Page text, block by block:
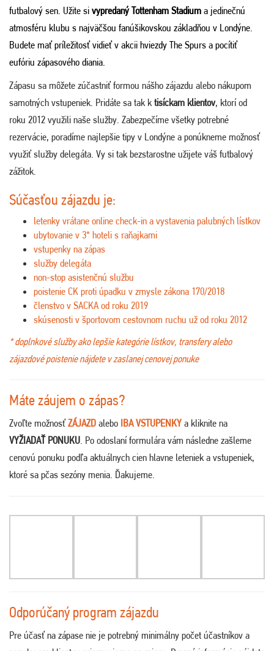
futbalový sen. Užite si vypredaný Tottenham Stadium a jedinečnú
atmosféru klubu s najväčšou fanúšikovskou základňou v Londýne.
Budete mať príležitosť vidieť v akcii hviezdy The Spurs a pocítiť
eufóriu zápasového diania.
Zápasu sa môžete zúčastniť formou nášho zájazdu alebo nákupom
samotných vstupeniek. Pridáte sa tak ktisíckam klientov, ktorí od
roku 2012 využili naše služby. Zabezpečíme všetky potrebné
rezervácie, poradíme najlepšie tipy v Londýne a ponúkneme možnosť
využiť služby delegáta. Vy si tak bezstarostne užijete váš futbalový
zážitok.
Súčasťou zájazdu je:
letenky vrátane online check-in a vystavenia palubných lístkov
ubytovanie v 3* hoteli s raňajkami
vstupenky na zápas
služby delegáta
non-stop asistenčnú službu
poistenie CK proti úpadku v zmysle zákona 170/2018
členstvo v SACKA od roku 2019
skúsenosti v športovom cestovnom ruchu už od roku 2012
* doplnkové služby ako lepšie kategórie lístkov, transfery alebo
zájazdové poistenie nájdete v zaslanej cenovej ponuke
Máte záujem o zápas?
Zvoľte možnosťZÁJAZD alebo IBA VSTUPENKY a kliknite na
VYŽIADAŤ PONUKU. Po odoslaní formulára vám následne zašleme
cenovú ponuku podľa aktuálnych cien hlavne leteniek a vstupeniek,
ktoré sa pčas sezóny menia. Ďakujeme.
Odporúčaný program zájazdu
Pre účasť na zápase nie je potrebný minimálny počet účastníkov a